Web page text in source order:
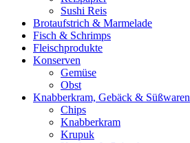
Sushi Reis
Brotaufstrich & Marmelade
Fisch & Schrimps
Fleischprodukte
Konserven
Gemüse
Obst
Knabberkram, Gebäck & Süßwaren
Chips
Knabberkram
Krupuk